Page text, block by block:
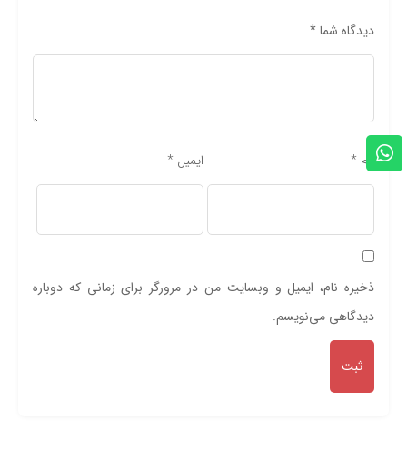
دیدگاه شما*
نام * ایمیل *
ذخیره نام، ایمیل و وبسایت من در مرورگر برای زمانی که دوباره
دیدگاهی می‌نویسم.